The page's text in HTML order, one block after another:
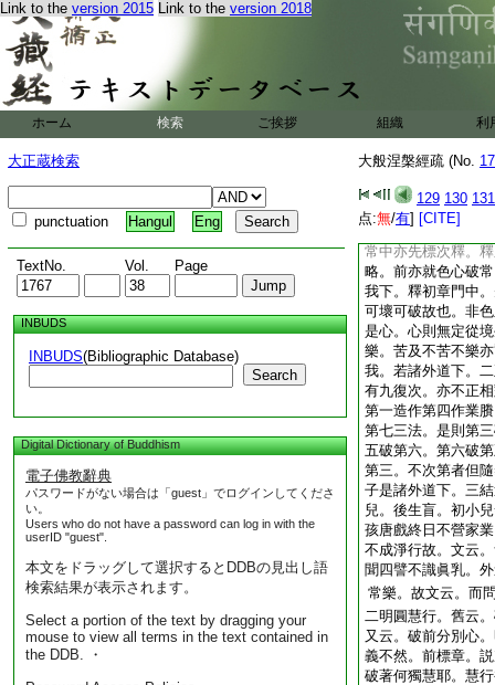
Link to the version 2015 Link to the version 2018
ホーム 検索 ご挨拶 組織 利
大正蔵検索
punctuation Hangul Eng
TextNo. Vol. Page
INBUDS
INBUDS(Bibliographic Database)
Search
Digital Dictionary of Buddhism
電子佛教辭典
パスワードがない場合は「guest」でログインしてくださ
い。
Users who do not have a password can log in with the
userID "guest".
本文をドラッグして選択するとDDBの見出し語
検索結果が表示されます。
Select a portion of the text by dragging your
mouse to view all terms in the text contained in
the DDB. ・
大般涅槃經疏 (No.
129 130 131
点:無/有] [CITE]
五陰皆苦。迦葉以
應有樂不應皆苦。
是已答竟。二冶城
性。迦葉即十二難
間亦説梵天是常與
是竊得此言如偸牛
中云。即是第七卷
中具説淨樂等倒。
淨故指上也。復次
答前八復次計我。
破彼執。初總唱色
常中亦先標次釋。
略。前亦就色心破
我下。釋初章門中
可壞可破故也。非
是心。心則無定從
樂。苦及不苦不樂
我。若諸外道下。
有九復次。亦不正
第一造作第四作業
第七三法。是則第
五破第六。第六破
第三。不次第者但
子是諸外道下。三
兒。後生盲。初小
孩唐戲終日不營家
不成淨行故。文云
聞四譬不識眞乳。
常樂。故文云。而
二明圓慧行。舊云
又云。破前分別心
義不然。前標章。
破著何獨慧耶。慧